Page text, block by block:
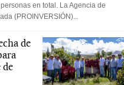
en total. La Agencia de
(PROINVERSIÓN)...
de
de